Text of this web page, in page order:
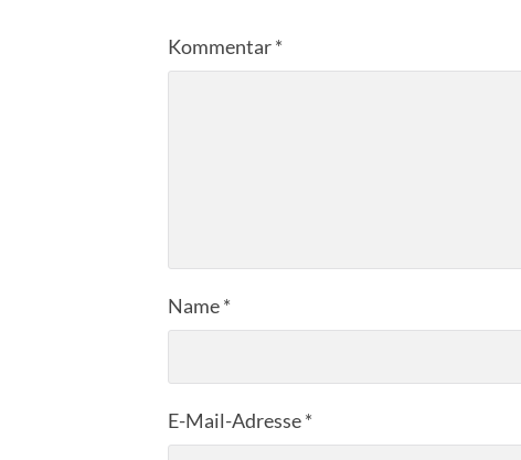
Kommentar*
Name*
E-Mail-Adresse*